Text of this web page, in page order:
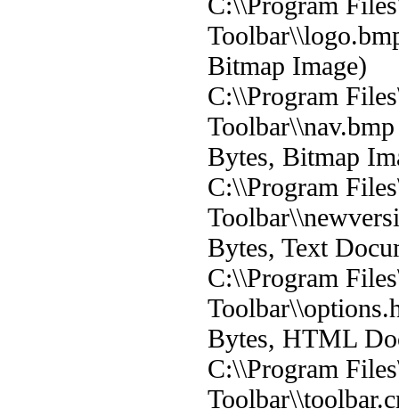
Bitmap Image)
C:\\Program
Bytes, Bitmap
C:\\Program
Bytes, Text
C:\\Program
Bytes, HTML
C:\\Program